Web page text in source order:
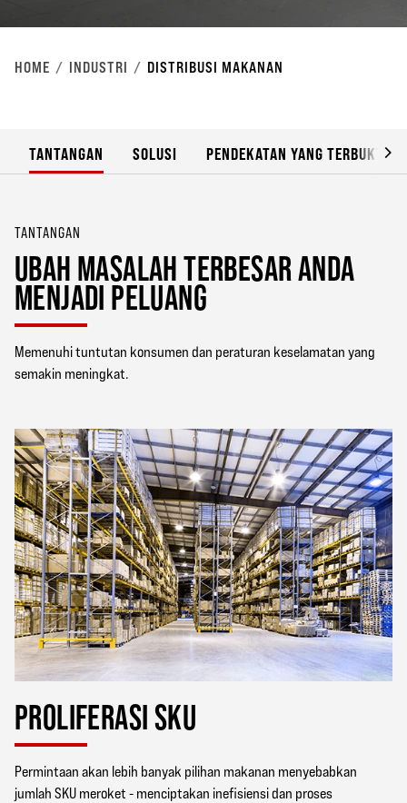
HOME INDUSTRI DISTRIBUSI MAKANAN
TANTANGAN SOLUSI PENDEKATAN YANG TERBUKTI
TANTANGAN
UBAH MASALAH TERBESAR ANDA
MENJADI PELUANG
Memenuhi tuntutan konsumen dan peraturan keselamatan yang
semakin meningkat.
PROLIFERASI SKU
Permintaan akan lebih banyak pilihan makanan menyebabkan
jumlah SKU meroket - menciptakan inefisiensi dan proses